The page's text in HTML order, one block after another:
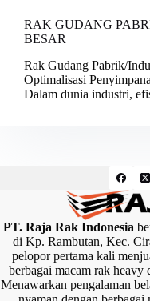
RAK GUDANG
BESAR
Rak Gudang Pabrik/
Optimalisasi
Dalam dunia industri,
PT. Raja Rak Indonesia
di Kp. Rambutan, Kec.
pelopor pertama kali
berbagai macam rak heavy
Menawarkan pengalaman